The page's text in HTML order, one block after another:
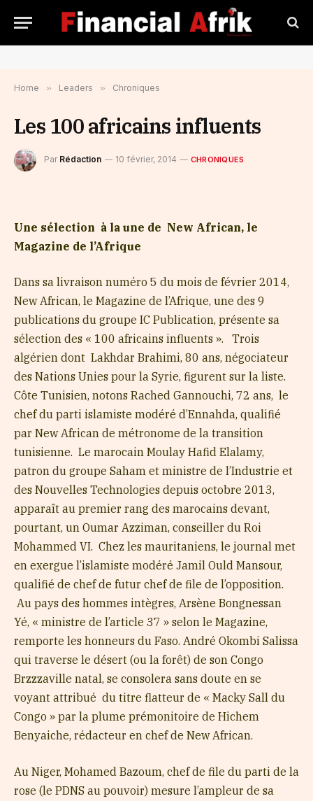
Home » Leaders » Chroniques
Les 100 africains influents
Par Rédaction 10 février, 2014 CHRONIQUES
Une sélection à la une de New African, le
Magazine de l’Afrique
Dans sa livraison numéro 5 du mois de février 2014,
New African, le Magazine de l’Afrique, une des 9
publications du groupe IC Publication, présente sa
sélection des « 100 africains influents ». Trois
algérien dont Lakhdar Brahimi, 80 ans, négociateur
des Nations Unies pour la Syrie, figurent sur la liste.
Côte Tunisien, notons Rached Gannouchi, 72 ans, le
chef du parti islamiste modéré d’Ennahda, qualifié
par New African de métronome de la transition
tunisienne. Le marocain Moulay Hafid Elalamy,
patron du groupe Saham et ministre de l’Industrie et
des Nouvelles Technologies depuis octobre 2013,
apparaît au premier rang des marocains devant,
pourtant, un Oumar Azziman, conseiller du Roi
Mohammed VI. Chez les mauritaniens, le journal met
en exergue l’islamiste modéré Jamil Ould Mansour,
qualifié de chef de futur chef de file de l’opposition.
Au pays des hommes intègres, Arsène Bongnessan
Yé, « ministre de l’article 37 » selon le Magazine,
remporte les honneurs du Faso. André Okombi Salissa
qui traverse le désert (ou la forêt) de son Congo
Brzzzaville natal, se consolera sans doute en se
voyant attribué du titre flatteur de « Macky Sall du
Congo » par la plume prémonitoire de Hichem
Benyaiche, rédacteur en chef de New African.
Au Niger, Mohamed Bazoum, chef de file du parti de la
rose (le PDNS au pouvoir) mesure l’ampleur de sa